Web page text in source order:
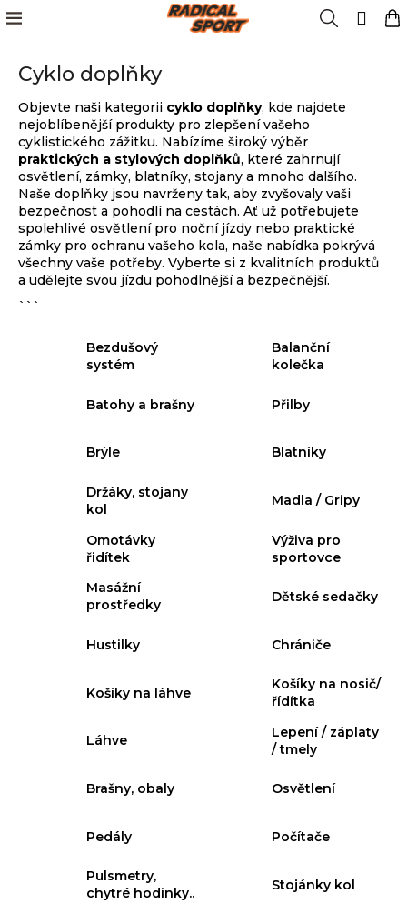
na
Kola
Cyklistika
Lyžování
Snowboard
Oblečení
Hledat
Menu
Cyklo doplňky
Objevte naši kategorii cyklo doplňky, kde najdete
nejoblíbenější produkty pro zlepšení vašeho
cyklistického zážitku. Nabízíme široký výběr
praktických a stylových doplňků, které zahrnují
osvětlení, zámky, blatníky, stojany a mnoho dalšího.
Naše doplňky jsou navrženy tak, aby zvyšovaly vaši
bezpečnost a pohodlí na cestách. Ať už potřebujete
spolehlivé osvětlení pro noční jízdy nebo praktické
zámky pro ochranu vašeho kola, naše nabídka pokrývá
všechny vaše potřeby. Vyberte si z kvalitních produktů
a udělejte svou jízdu pohodlnější a bezpečnější.
```
Bezdušový
systém
Balanční
kolečka
Batohy a brašny Přilby
Brýle Blatníky
Držáky, stojany
kol
Madla / Gripy
Omotávky
řidítek
Výživa pro
sportovce
Masážní
prostředky
Dětské sedačky
Hustilky Chrániče
Košíky na láhve
Košíky na nosič/
řídítka
Láhve
Lepení / záplaty
/ tmely
Brašny, obaly Osvětlení
Pedály Počítače
Pulsmetry,
chytré hodinky..
Stojánky kol
K
o
C
o
p
o
t
ř
e
b
u
HLEDAT